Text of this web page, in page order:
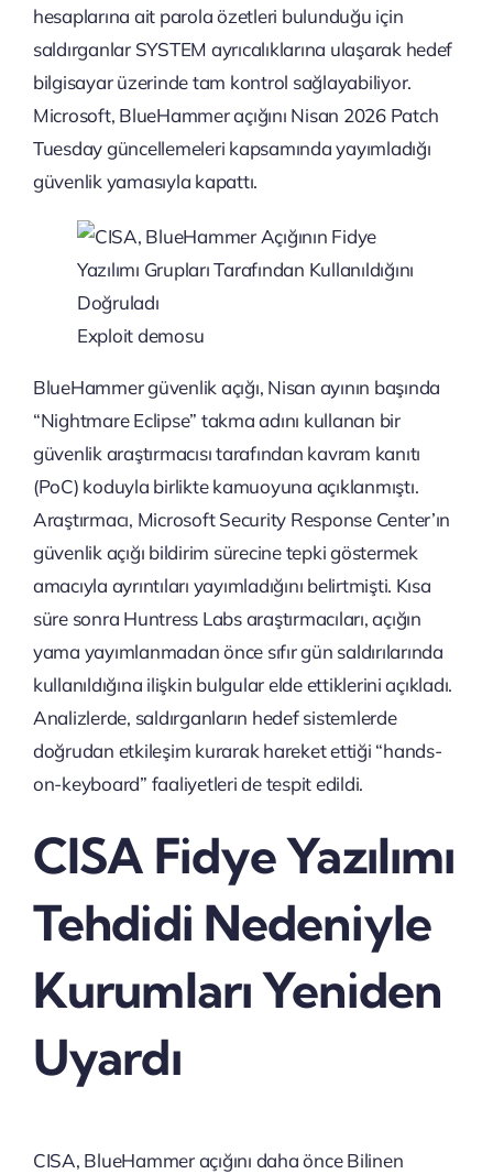
hesaplarına ait parola özetleri bulunduğu için
saldırganlar SYSTEM ayrıcalıklarına ulaşarak hedef
bilgisayar üzerinde tam kontrol sağlayabiliyor.
Microsoft, BlueHammer açığını Nisan 2026 Patch
Tuesday güncellemeleri kapsamında yayımladığı
güvenlik yamasıyla kapattı.
Exploit demosu
BlueHammer güvenlik açığı, Nisan ayının başında
“Nightmare Eclipse” takma adını kullanan bir
güvenlik araştırmacısı tarafından kavram kanıtı
(PoC) koduyla birlikte kamuoyuna açıklanmıştı.
Araştırmacı, Microsoft Security Response Center’ın
güvenlik açığı bildirim sürecine tepki göstermek
amacıyla ayrıntıları yayımladığını belirtmişti. Kısa
süre sonra Huntress Labs araştırmacıları, açığın
yama yayımlanmadan önce sıfır gün saldırılarında
kullanıldığına ilişkin bulgular elde ettiklerini açıkladı.
Analizlerde, saldırganların hedef sistemlerde
doğrudan etkileşim kurarak hareket ettiği “hands-
on-keyboard” faaliyetleri de tespit edildi.
CISA Fidye Yazılımı
Tehdidi Nedeniyle
Kurumları Yeniden
Uyardı
CISA, BlueHammer açığını daha önce Bilinen